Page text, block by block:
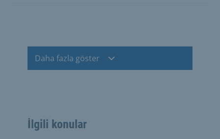
Daha fazla göster
İlgili konular